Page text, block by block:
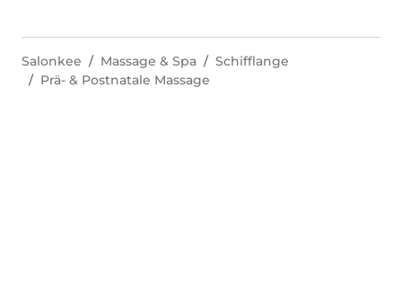
Salonkee Massage & Spa
Schifflange
Prä- & Postnatale Massage